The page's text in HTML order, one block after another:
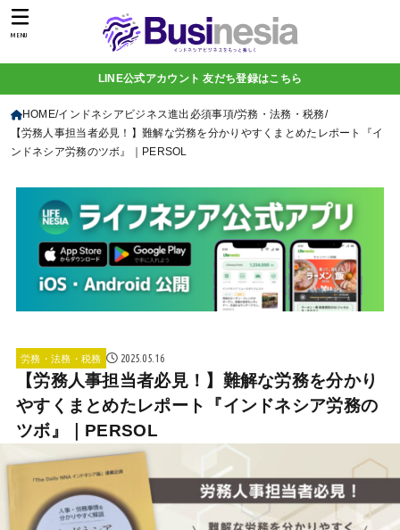
MENU
LINE公式アカウント 友だち登録はこちら
HOME インドネシアビジネス進出必須事項 労務・法務・税務
【労務人事担当者必見！】難解な労務を分かりやすくまとめたレポート『イ
ンドネシア労務のツボ』｜PERSOL
労務・法務・税務 2025.05.16
【労務人事担当者必見！】難解な労務を分かり
やすくまとめたレポート『インドネシア労務の
ツボ』｜PERSOL